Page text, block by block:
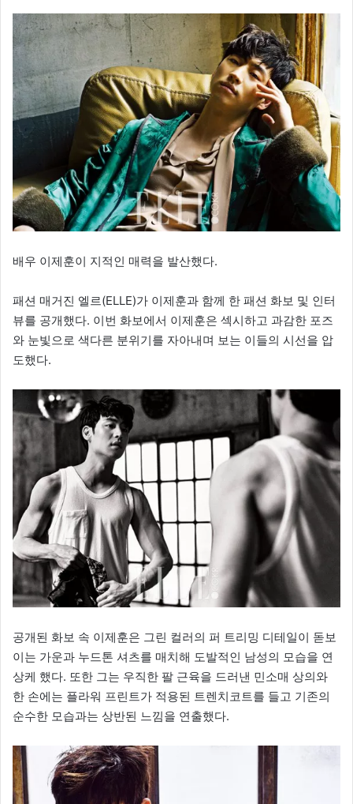
배우 이제훈이 지적인 매력을 발산했다.
패션 매거진 엘르(ELLE)가 이제훈과 함께 한 패션 화보 및 인터
뷰를 공개했다. 이번 화보에서 이제훈은 섹시하고 과감한 포즈
와 눈빛으로 색다른 분위기를 자아내며 보는 이들의 시선을 압
도했다.
공개된 화보 속 이제훈은 그린 컬러의 퍼 트리밍 디테일이 돋보
이는 가운과 누드톤 셔츠를 매치해 도발적인 남성의 모습을 연
상케 했다. 또한 그는 우직한 팔 근육을 드러낸 민소매 상의와
한 손에는 플라워 프린트가 적용된 트렌치코트를 들고 기존의
순수한 모습과는 상반된 느낌을 연출했다.